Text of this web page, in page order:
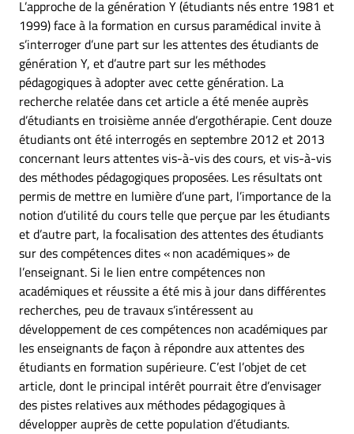
L’approche de la génération Y (étudiants nés entre 1981 et
1999) face à la formation en cursus paramédical invite à
s’interroger d’une part sur les attentes des étudiants de
génération Y, et d’autre part sur les méthodes
pédagogiques à adopter avec cette génération. La
recherche relatée dans cet article a été menée auprès
d’étudiants en troisième année d’ergothérapie. Cent douze
étudiants ont été interrogés en septembre 2012 et 2013
concernant leurs attentes vis-à-vis des cours, et vis-à-vis
des méthodes pédagogiques proposées. Les résultats ont
permis de mettre en lumière d’une part, l’importance de la
notion d’utilité du cours telle que perçue par les étudiants
et d’autre part, la focalisation des attentes des étudiants
sur des compétences dites « non académiques » de
l’enseignant. Si le lien entre compétences non
académiques et réussite a été mis à jour dans différentes
recherches, peu de travaux s’intéressent au
développement de ces compétences non académiques par
les enseignants de façon à répondre aux attentes des
étudiants en formation supérieure. C’est l’objet de cet
article, dont le principal intérêt pourrait être d’envisager
des pistes relatives aux méthodes pédagogiques à
développer auprès de cette population d’étudiants.